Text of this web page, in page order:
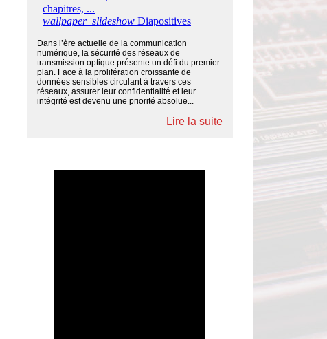
Dans l’ère actuelle de la communication
numérique, la sécurité des réseaux de
transmission optique présente un défi du premier
plan. Face à la prolifération croissante de
données sensibles circulant à travers ces
réseaux, assurer leur confidentialité et leur
intégrité est devenu une priorité absolue...
Lire la suite